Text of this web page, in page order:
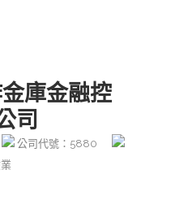
庫金融控
司
公司代號：5880